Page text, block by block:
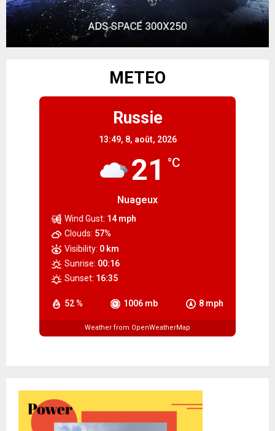
METEO
Russie
13:49, 8, août, 2026
21 °C
Nuageux
52 % 1006 mb 8 mph
Wind Gust: 14 mph
Clouds: 57%
Visibility: 0 km
Sunrise: 00:16
Sunset: 16:35
Weather from OpenWeatherMap